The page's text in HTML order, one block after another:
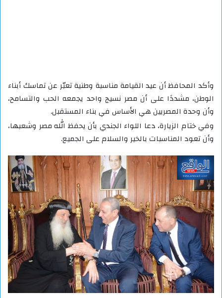
وأكد المحافظ أن عيد القيامة مناسبة وطنية تعبّر عن تماسك أبناء
الوطن، مشددًا على أن مصر نسيج واحد يجمعه الحب والتسامح،
وأن وحدة المصريين هي الأساس في بناء المستقبل.
وفي ختام الزيارة، دعا اللواء الجندي بأن يحفظ الله مصر وشعبها،
وأن تعود المناسبات بالخير والسلام على الجميع.